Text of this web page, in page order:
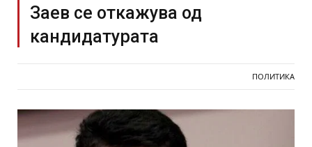
Заев се откажува од
кандидатурата
ПОЛИТИКА